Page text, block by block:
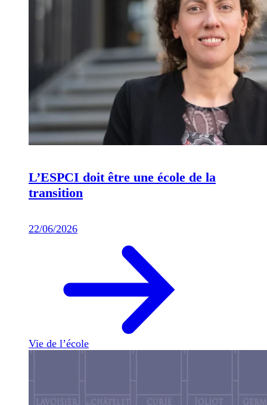
L’ESPCI doit être une école de la
transition
22/06/2026
Vie de l’école